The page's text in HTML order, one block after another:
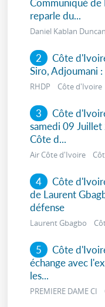
Communiqué de
reparle du...
Daniel Kablan
2 Côte
Siro, Adjoumani
RHDP Côte d'Ivoire
3 Côte
samedi 09
Côte d...
Air Côte d'Ivoire
4 Côte
de Laurent
défense
Laurent Gbagbo
5 Côte
échange avec
les...
PREMIERE DAME